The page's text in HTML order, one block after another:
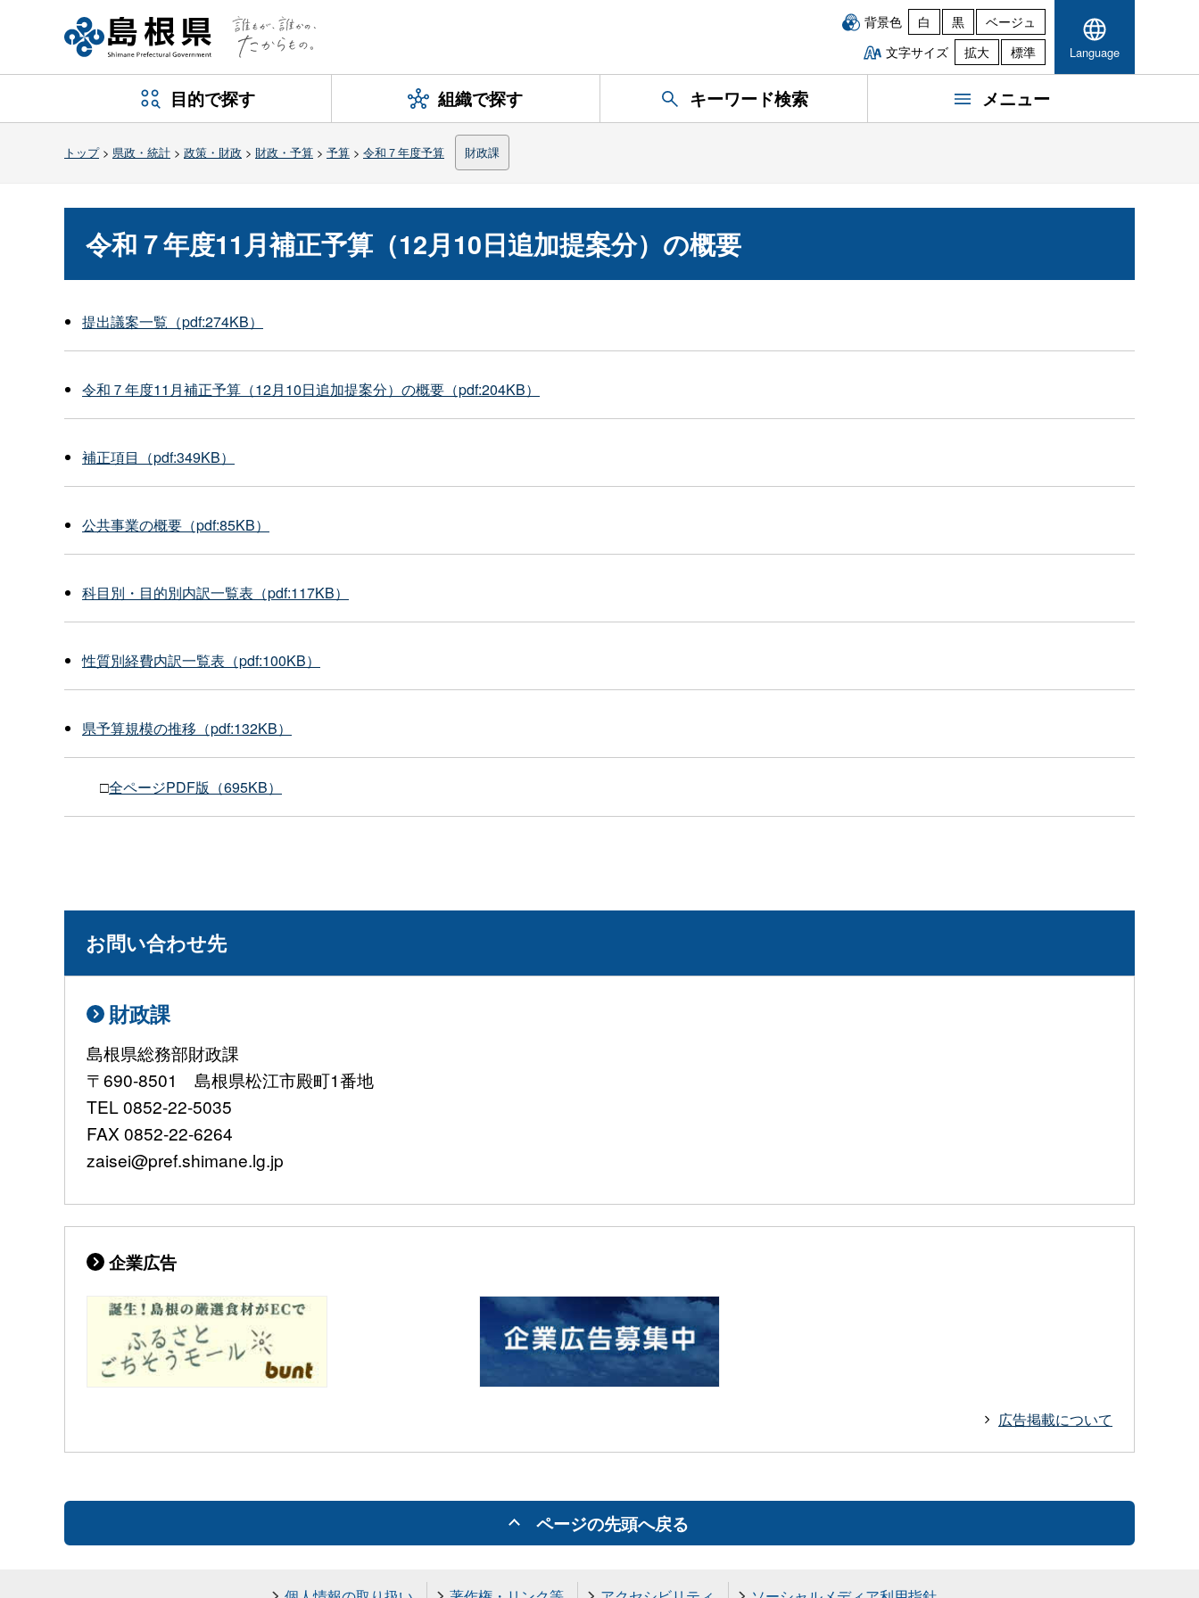
背景色 白 黒
ベージュ
文字サイズ
拡大 標準 Language
目的で探す 組織で探す キーワード検索 メニュー
トップ> 県政・統計 > 政策・財政 > 財政・予算 > 予算 > 令和７年度予算 財政課
令和７年度11月補正予算（12月10日追加提案分）の概要
提出議案一覧（pdf:274KB）
令和７年度11月補正予算（12月10日追加提案分）の概要（pdf:204KB）
補正項目（pdf:349KB）
公共事業の概要（pdf:85KB）
科目別・目的別内訳一覧表（pdf:117KB）
性質別経費内訳一覧表（pdf:100KB）
県予算規模の推移（pdf:132KB）
□全ページPDF版（695KB）
お問い合わせ先
財政課
島根県総務部財政課
〒690-8501 島根県松江市殿町1番地
TEL 0852-22-5035
FAX 0852-22-6264
zaisei@pref.shimane.lg.jp
企業広告
広告掲載について
ページの先頭へ戻る